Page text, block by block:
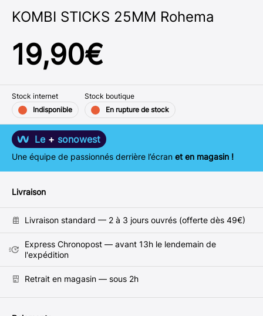
KOMBI STICKS 25MM Rohema
19,90€
Stock internet
Indisponible
Stock boutique
En rupture de stock
Le + sonowest
Une équipe de passionnés derrière l’écran et en magasin !
Livraison
Livraison standard — 2 à 3 jours ouvrés (offerte dès 49€)
Express Chronopost — avant 13h le lendemain de
l'expédition
Retrait en magasin — sous 2h